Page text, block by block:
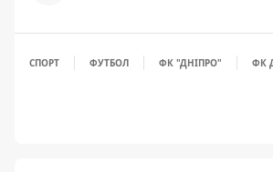
СПОРТ ФУТБОЛ ФК "ДНІПРО" ФК